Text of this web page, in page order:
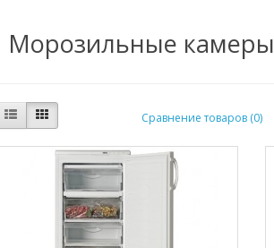
Морозильные камеры
Сравнение товаров (0)